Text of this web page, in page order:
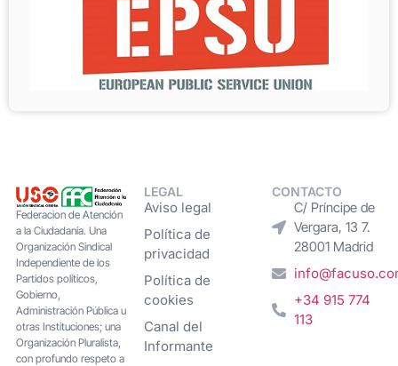
Federacion de Atención
a la Ciudadanía. Una
Organización Sindical
Independiente de los
Partidos políticos,
Gobierno,
Administración Pública u
otras Instituciones; una
Organización Pluralista,
con profundo respeto a
LEGAL
Aviso legal
Política de
privacidad
Política de
cookies
Canal del
Informante
CONTACTO
C/ Príncipe de
Vergara, 13 7.
28001 Madrid
+34 915 774
113